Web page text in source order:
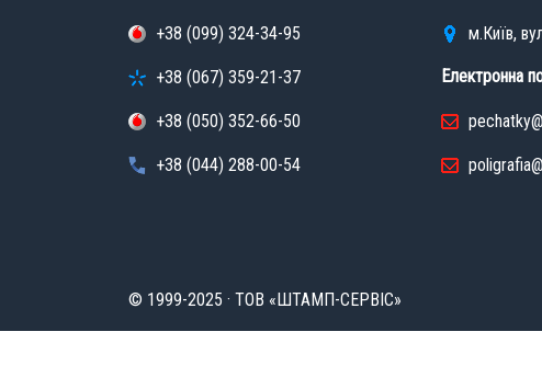
+38 (099) 324-34-95
+38 (067) 359-21-37
+38 (050) 352-66-50
+38 (044) 288-00-54
м.Київ,
Електронна
© 1999-2025 · ТОВ «ШТАМП-СЕРВІС»